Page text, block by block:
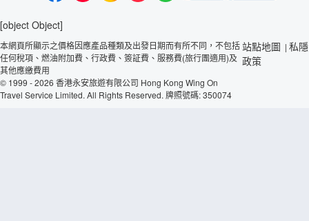
[object Object]
本網頁所顯示之價格因應產品種類及出發日期而有所不同，不包括
任何稅項、燃油附加費、行政費、簽証費、服務費(旅行團適用)及
其他應繳費用
© 1999 - 2026 香港永安旅遊有限公司 Hong Kong Wing On
Travel Service Limited. All Rights Reserved. 牌照號碼: 350074
站點地圖 | 私隱
政策